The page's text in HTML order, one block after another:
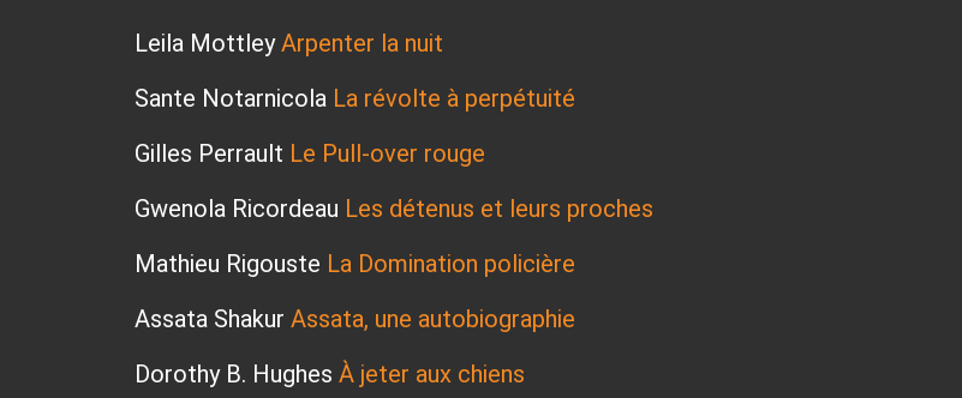
Leila MottleyArpenter la nuit
Sante Notarnicola La révolte à perpétuité
Gilles Perrault Le Pull-over rouge
Gwenola Ricordeau Les détenus et leurs proches
Mathieu Rigouste La Domination policière
Assata Shakur Assata, une autobiographie
Dorothy B. Hughes À jeter aux chiens